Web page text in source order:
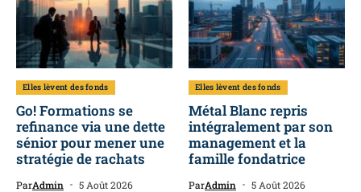
Elles lèvent des fonds
Go! Formations se
refinance via une dette
sénior pour mener une
stratégie de rachats
ParAdmin 5 Août 2026
Elles lèvent des fonds
Métal Blanc repris
intégralement par son
management et la
famille fondatrice
ParAdmin 5 Août 2026